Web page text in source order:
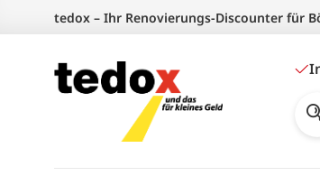
springen
tedox – Ihr Renovierungs-Discounter für